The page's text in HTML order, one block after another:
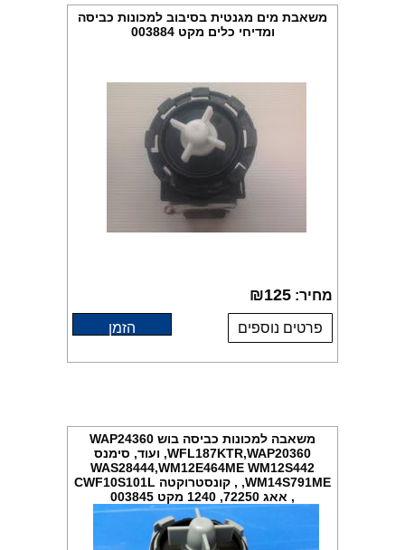
משאבת מים מגנטית בסיבוב למכונות כביסה
ומדיחי כלים מקט 003884
מחיר: ₪125
פרטים נוספים הזמן
משאבה למכונות כביסה בוש WAP24360
,WFL187KTR,WAP20360 ועוד, סימנס
WAS28444,WM12E464ME WM12S442
,WM14S791ME , קונסטרוקטה CWF10S101L
, אאג 72250, 1240 מקט 003845